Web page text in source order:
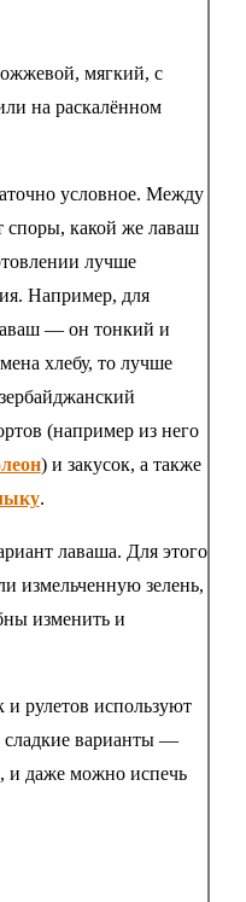
мягкий, с
на раскалённом
условное. Между
споры, какой же лаваш
лучше
Например, для
— он тонкий и
хлебу, то лучше
(например из него
) и закусок, а также
.
лаваша. Для этого
измельченную зелень,
изменить и
и рулетов используют
варианты —
и даже можно испечь